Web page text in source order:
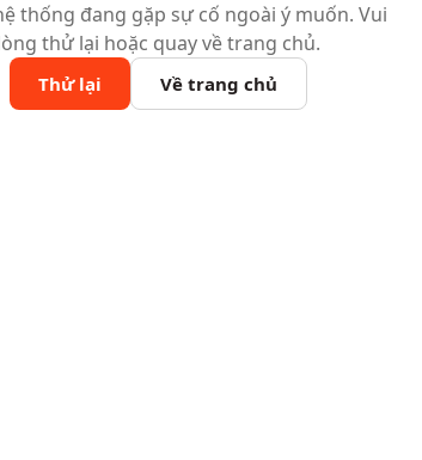
thống đang gặp sự cố ngoài ý muốn. Vui
thử lại hoặc quay về trang chủ.
Thử lại Về trang chủ